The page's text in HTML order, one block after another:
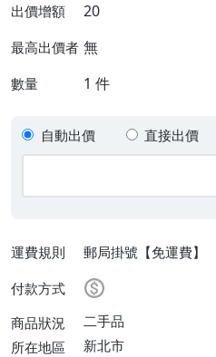
出價增額 20
最高出價者 無
數量 1 件
自動出價 直接出價
運費規則
郵局掛號【免運費】
付款方式
商品狀況
二手品
所在地區
新北市